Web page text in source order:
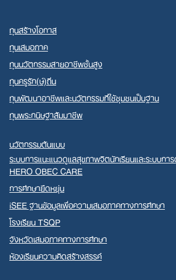
ทุนสร้างโอกาส
ทุนเสมอภาค
ทุนนวัตกรรมสายอาชีพชั้นสูง
ทุนครูรัก(ษ์)ถิ่น
ทุนพัฒนาอาชีพและนวัตกรรมที่ใช้ชุมชนเป็นฐาน
ทุนพระกนิษฐาสัมมาชีพ
นวัตกรรมต้นแบบ
ระบบการแนะแนวดูแลสุขภาพจิตนักเรียนและระบบกา
HERO OBEC CARE
การศึกษายืดหยุ่น
iSEE ฐานข้อมูลเพื่อความเสมอภาคทางการศึกษา
โรงเรียน TSQP
จังหวัดเสมอภาคทางการศึกษา
ห้องเรียนความคิดสร้างสรรค์